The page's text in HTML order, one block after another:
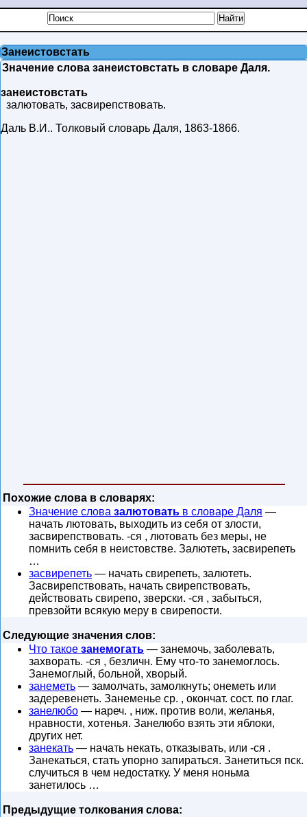
Занеистовстать
Значение слова занеистовстать в словаре Даля.
занеистовстать
залютовать, засвирепствовать.
Даль В.И.. Толковый словарь Даля, 1863-1866.
Похожие слова в словарях:
Значение слова залютовать в словаре Даля —
начать лютовать, выходить из себя от злости,
засвирепствовать. -ся , лютовать без меры, не
помнить себя в неистовстве. Залютеть, засвирепеть
…
засвирепеть — начать свирепеть, залютеть.
Засвирепствовать, начать свирепствовать,
действовать свирепо, зверски. -ся , забыться,
превзойти всякую меру в свирепости.
Следующие значения слов:
Что такое занемогать — занемочь, заболевать,
захворать. -ся , безличн. Ему что-то занемоглось.
Занемоглый, больной, хворый.
занеметь — замолчать, замолкнуть; онеметь или
задеревенеть. Занеменье ср. , окончат. сост. по глаг.
занелюбо — нареч. , ниж. против воли, желанья,
нравности, хотенья. Занелюбо взять эти яблоки,
других нет.
занекать — начать некать, отказывать, или -ся .
Занекаться, стать упорно запираться. Занетиться пск.
случиться в чем недостатку. У меня ноньма
занетилось …
Предыдущие толкования слова: